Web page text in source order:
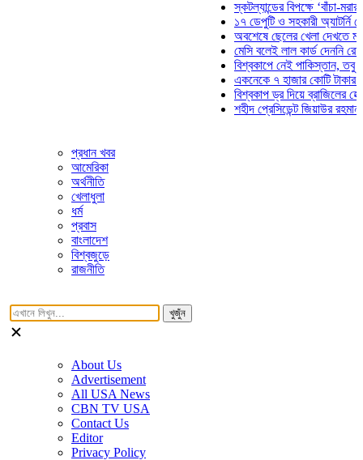
স্কটল্যান্ডের বিপক্ষে ‘বাঁচা-মরার
১৭ ডেপুটি ও সহকারী অ্যাটর্নি
অবশেষে ছেলের খেলা দেখতে মাঠে
মেসি বলেই লাল কার্ড দেননি রেফারি!
বিশ্বকাপে নেই পাকিস্তান, তবু
একনেকে ৭ হাজার কোটি টাকার ৫
বিশ্বকাপ ড্র দিয়ে ব্রাজিলের হেক্সা
শহীদ প্রেসিডেন্ট জিয়াউর রহমান
প্রধান খবর
আমেরিকা
অর্থনীতি
খেলাধুলা
ধর্ম
প্রবাস
বাংলাদেশ
বিশ্বজুড়ে
রাজনীতি
খুজুঁন
About Us
Advertisement
All USA News
CBN TV USA
Contact Us
Editor
Privacy Policy